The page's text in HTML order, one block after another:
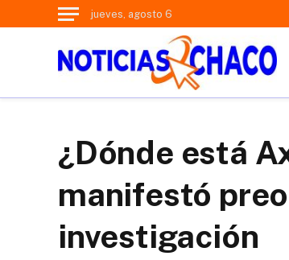
jueves, agosto 6
¿Dónde está
manifestó
investigación